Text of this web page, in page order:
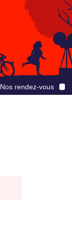
Nos rendez-vous